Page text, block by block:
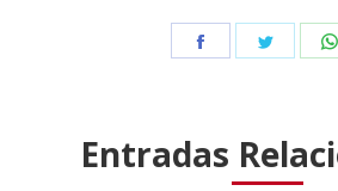
Share
Share
Entradas